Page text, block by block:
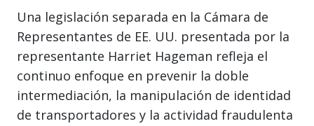
Una legislación separada en la Cámara de
Representantes de EE. UU. presentada por la
representante Harriet Hageman refleja el
continuo enfoque en prevenir la doble
intermediación, la manipulación de identidad
de transportadores y la actividad fraudulenta